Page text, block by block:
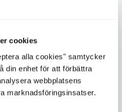
cookies
alla cookies" samtycker
din enhet för att förbättra
webbplatsens
marknadsföringsinsatser.